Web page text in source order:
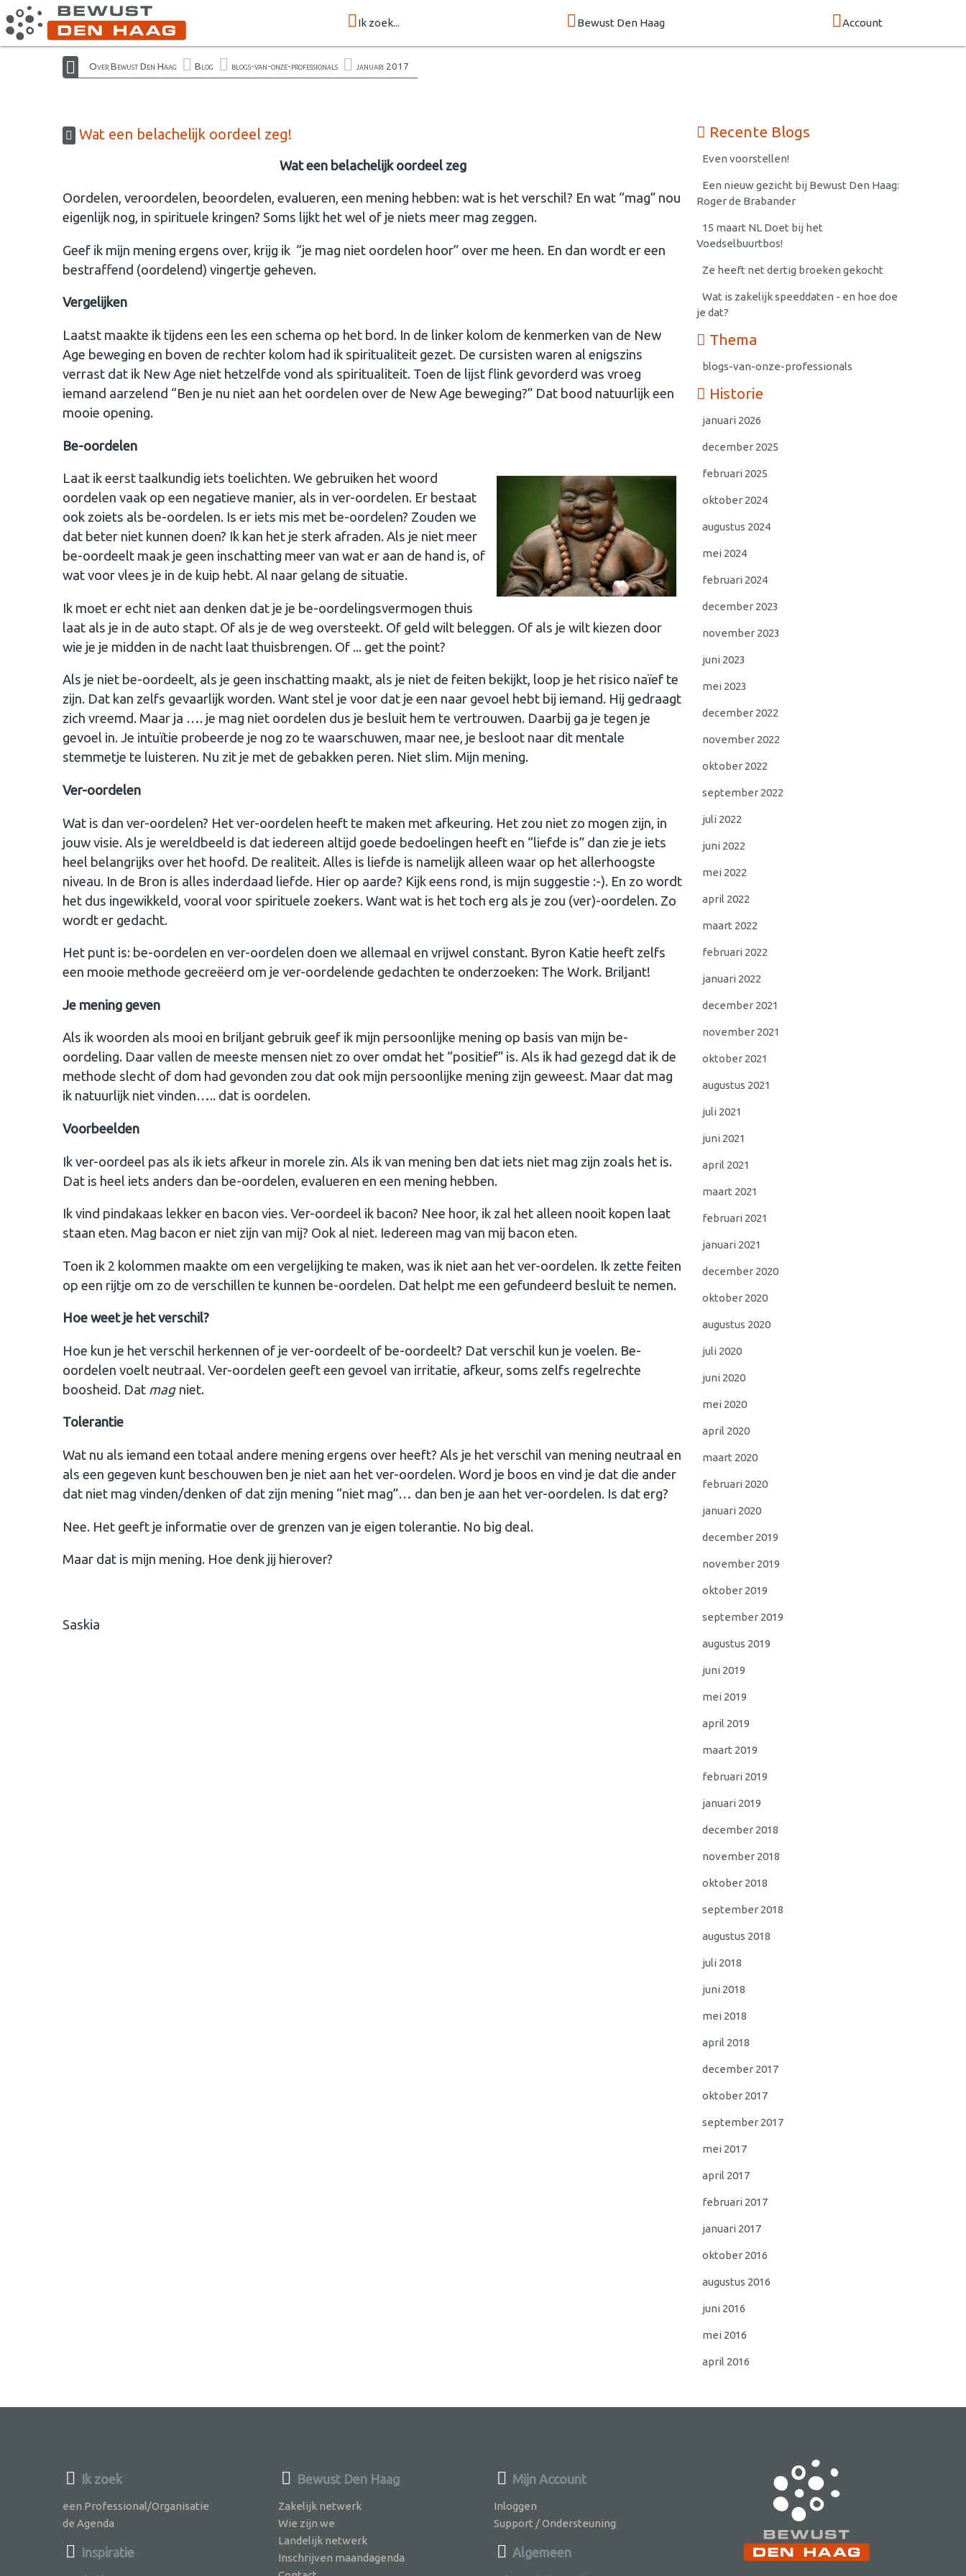
Ik zoek... Bewust Den Haag Account
Over Bewust Den Haag Blog blogs-van-onze-professionals januari 2017
Wat een belachelijk oordeel zeg!
Wat een belachelijk oordeel zeg
Oordelen, veroordelen, beoordelen, evalueren, een mening hebben: wat is het verschil? En wat “mag” nou
eigenlijk nog, in spirituele kringen? Soms lijkt het wel of je niets meer mag zeggen.
Geef ik mijn mening ergens over, krijg ik “je mag niet oordelen hoor” over me heen. En dan wordt er een
bestraffend (oordelend) vingertje geheven.
Vergelijken
Laatst maakte ik tijdens een les een schema op het bord. In de linker kolom de kenmerken van de New
Age beweging en boven de rechter kolom had ik spiritualiteit gezet. De cursisten waren al enigszins
verrast dat ik New Age niet hetzelfde vond als spiritualiteit. Toen de lijst flink gevorderd was vroeg
iemand aarzelend “Ben je nu niet aan het oordelen over de New Age beweging?” Dat bood natuurlijk een
mooie opening.
Be-oordelen
Laat ik eerst taalkundig iets toelichten. We gebruiken het woord
oordelen vaak op een negatieve manier, als in ver-oordelen. Er bestaat
ook zoiets als be-oordelen. Is er iets mis met be-oordelen? Zouden we
dat beter niet kunnen doen? Ik kan het je sterk afraden. Als je niet meer
be-oordeelt maak je geen inschatting meer van wat er aan de hand is, of
wat voor vlees je in de kuip hebt. Al naar gelang de situatie.
Ik moet er echt niet aan denken dat je je be-oordelingsvermogen thuis
laat als je in de auto stapt. Of als je de weg oversteekt. Of geld wilt beleggen. Of als je wilt kiezen door
wie je je midden in de nacht laat thuisbrengen. Of ... get the point?
Als je niet be-oordeelt, als je geen inschatting maakt, als je niet de feiten bekijkt, loop je het risico naïef te
zijn. Dat kan zelfs gevaarlijk worden. Want stel je voor dat je een naar gevoel hebt bij iemand. Hij gedraagt
zich vreemd. Maar ja …. je mag niet oordelen dus je besluit hem te vertrouwen. Daarbij ga je tegen je
gevoel in. Je intuïtie probeerde je nog zo te waarschuwen, maar nee, je besloot naar dit mentale
stemmetje te luisteren. Nu zit je met de gebakken peren. Niet slim. Mijn mening.
Ver-oordelen
Wat is dan ver-oordelen? Het ver-oordelen heeft te maken met afkeuring. Het zou niet zo mogen zijn, in
jouw visie. Als je wereldbeeld is dat iedereen altijd goede bedoelingen heeft en “liefde is” dan zie je iets
heel belangrijks over het hoofd. De realiteit. Alles is liefde is namelijk alleen waar op het allerhoogste
niveau. In de Bron is alles inderdaad liefde. Hier op aarde? Kijk eens rond, is mijn suggestie :-). En zo wordt
het dus ingewikkeld, vooral voor spirituele zoekers. Want wat is het toch erg als je zou (ver)-oordelen. Zo
wordt er gedacht.
Het punt is: be-oordelen en ver-oordelen doen we allemaal en vrijwel constant. Byron Katie heeft zelfs
een mooie methode gecreëerd om je ver-oordelende gedachten te onderzoeken: The Work. Briljant!
Je mening geven
Als ik woorden als mooi en briljant gebruik geef ik mijn persoonlijke mening op basis van mijn be-
oordeling. Daar vallen de meeste mensen niet zo over omdat het “positief” is. Als ik had gezegd dat ik de
methode slecht of dom had gevonden zou dat ook mijn persoonlijke mening zijn geweest. Maar dat mag
ik natuurlijk niet vinden….. dat is oordelen.
Voorbeelden
Ik ver-oordeel pas als ik iets afkeur in morele zin. Als ik van mening ben dat iets niet mag zijn zoals het is.
Dat is heel iets anders dan be-oordelen, evalueren en een mening hebben.
Ik vind pindakaas lekker en bacon vies. Ver-oordeel ik bacon? Nee hoor, ik zal het alleen nooit kopen laat
staan eten. Mag bacon er niet zijn van mij? Ook al niet. Iedereen mag van mij bacon eten.
Toen ik 2 kolommen maakte om een vergelijking te maken, was ik niet aan het ver-oordelen. Ik zette feiten
op een rijtje om zo de verschillen te kunnen be-oordelen. Dat helpt me een gefundeerd besluit te nemen.
Hoe weet je het verschil?
Hoe kun je het verschil herkennen of je ver-oordeelt of be-oordeelt? Dat verschil kun je voelen. Be-
oordelen voelt neutraal. Ver-oordelen geeft een gevoel van irritatie, afkeur, soms zelfs regelrechte
boosheid. Dat mag niet.
Tolerantie
Wat nu als iemand een totaal andere mening ergens over heeft? Als je het verschil van mening neutraal en
als een gegeven kunt beschouwen ben je niet aan het ver-oordelen. Word je boos en vind je dat die ander
dat niet mag vinden/denken of dat zijn mening “niet mag”… dan ben je aan het ver-oordelen. Is dat erg?
Nee. Het geeft je informatie over de grenzen van je eigen tolerantie. No big deal.
Maar dat is mijn mening. Hoe denk jij hierover?
Saskia
Recente Blogs
Even voorstellen!
Een nieuw gezicht bij Bewust Den Haag:
Roger de Brabander
15 maart NL Doet bij het
Voedselbuurtbos!
Ze heeft net dertig broeken gekocht
Wat is zakelijk speeddaten - en hoe doe
je dat?
Thema
blogs-van-onze-professionals
Historie
januari 2026
december 2025
februari 2025
oktober 2024
augustus 2024
mei 2024
februari 2024
december 2023
november 2023
juni 2023
mei 2023
december 2022
november 2022
oktober 2022
september 2022
juli 2022
juni 2022
mei 2022
april 2022
maart 2022
februari 2022
januari 2022
december 2021
november 2021
oktober 2021
augustus 2021
juli 2021
juni 2021
april 2021
maart 2021
februari 2021
januari 2021
december 2020
oktober 2020
augustus 2020
juli 2020
juni 2020
mei 2020
april 2020
maart 2020
februari 2020
januari 2020
december 2019
november 2019
oktober 2019
september 2019
augustus 2019
juni 2019
mei 2019
april 2019
maart 2019
februari 2019
januari 2019
december 2018
november 2018
oktober 2018
september 2018
augustus 2018
juli 2018
juni 2018
mei 2018
april 2018
december 2017
oktober 2017
september 2017
mei 2017
april 2017
februari 2017
januari 2017
oktober 2016
augustus 2016
juni 2016
mei 2016
april 2016
Ik zoek
een Professional/Organisatie
de Agenda
Inspiratie
Bewust Den Haag
Zakelijk netwerk
Wie zijn we
Landelijk netwerk
Inschrijven maandagenda
Mijn Account
Inloggen
Support / Ondersteuning
Algemeen